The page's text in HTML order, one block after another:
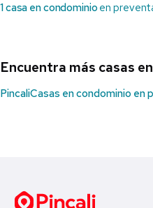
1 casa en condominio en
Encuentra más casas
PincaliCasas en condominio en